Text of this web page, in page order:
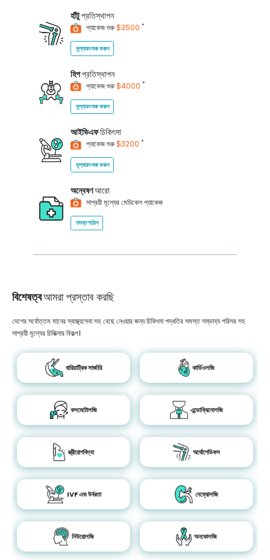
হাঁটুপ্রতিস্থাপন
প্যাকেজ শুরু$3500 *
মূল্যায়ন শুরু করুন
হিপপ্রতিস্থাপন
প্যাকেজ শুরু$4000 *
মূল্যায়ন শুরু করুন
আইভিএফচিকিৎসা
প্যাকেজ শুরু$3200 *
মূল্যায়ন শুরু করুন
অন্বেষণআরো
সাশ্রয়ী মূল্যের মেডিকেল প্যাকেজ
তদন্ত পাঠান
বিশেষত্বআমরা প্রস্তাব করছি
দেশের সর্বোত্তম মানের স্বাস্থ্যসেবা সহ বেছে নেওয়ার জন্য চিকিৎসা পদ্ধতির সমস্ত সম্ভাব্য পরিসর সহ
সাশ্রয়ী মূল্যের চিকিত্সার বিকল্প।
বারিয়াট্রিক সার্জারি কার্ডিওলজি
কসমেটোলজি এন্ডোক্রিনোলজি
স্ত্রীরোগবিদ্যা অর্থোপেডিকস
IVF এবং উর্বরতা নেফ্রোলজি
নিউরোলজি অনকোলজি